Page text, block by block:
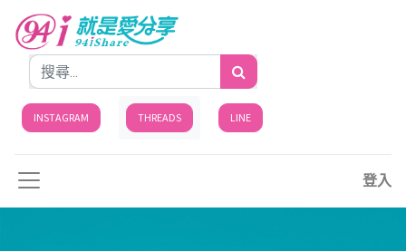
登入
INSTAGRAM THREADS LINE